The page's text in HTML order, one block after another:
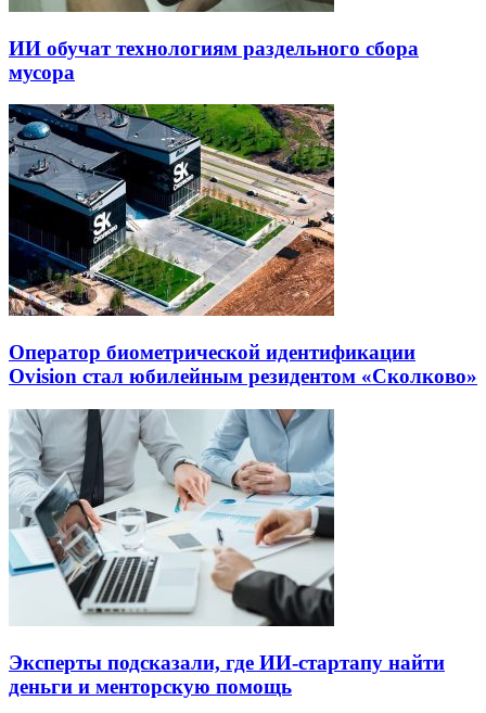
ИИ обучат технологиям раздельного сбора
мусора
Оператор биометрической идентификации
Ovision стал юбилейным резидентом «Сколково»
Эксперты подсказали, где ИИ-стартапу найти
деньги и менторскую помощь